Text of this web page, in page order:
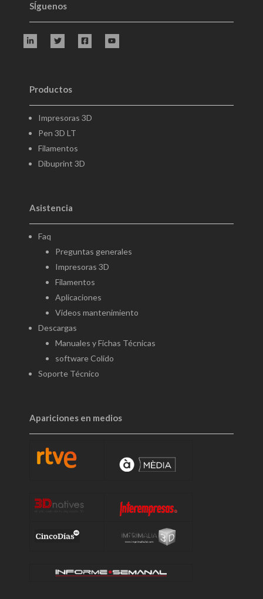
SÍguenos
Productos
Impresoras 3D
Pen 3D LT
Filamentos
Dibuprint 3D
Asistencia
Faq
Preguntas generales
Impresoras 3D
Filamentos
Aplicaciones
Videos mantenimiento
Descargas
Manuales y Fichas Técnicas
software Colido
Soporte Técnico
Apariciones en medios